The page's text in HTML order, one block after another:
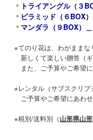
＊ トライアングル（３
＊ ピラミッド（６BOX）
＊ マンダラ（９BOX）＿
※てのり花は、わがままな
新しくて楽しい贈答（ギ
また、ご予算やご希望に
※レンタル（サブスクリプ
ご予算やご希望にあわせ
※税別/送料別（山形県山